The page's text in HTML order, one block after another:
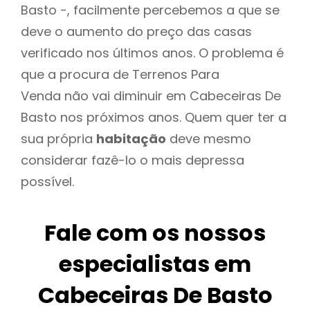
Basto -, facilmente percebemos a que se
deve o aumento do preço das casas
verificado nos últimos anos. O problema é
que a procura de Terrenos Para
Venda não vai diminuir em Cabeceiras De
Basto nos próximos anos. Quem quer ter a
sua própria habitação deve mesmo
considerar fazê-lo o mais depressa
possível.
Fale com os nossos
especialistas em
Cabeceiras De Basto